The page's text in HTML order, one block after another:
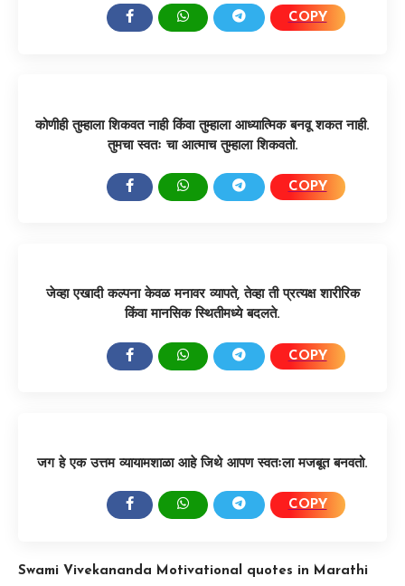
COPY
कोणीही तुम्हाला शिकवत नाही किंवा तुम्हाला आध्यात्मिक बनवू शकत नाही.
तुमचा स्वतः चा आत्माच तुम्हाला शिकवतो.
COPY
जेव्हा एखादी कल्पना केवळ मनावर व्यापते, तेव्हा ती प्रत्यक्ष शारीरिक
किंवा मानसिक स्थितीमध्ये बदलते.
COPY
जग हे एक उत्तम व्यायामशाळा आहे जिथे आपण स्वतःला मजबूत बनवतो.
COPY
Swami Vivekananda Motivational quotes in Marathi